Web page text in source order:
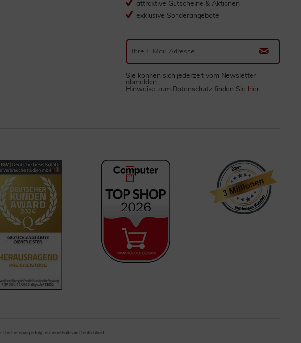
attraktive Gutscheine & Aktionen
exklusive Sonderangebote
Sie können sich jederzeit vom Newsletter
abmelden.
Hinweise zum Datenschutz finden Sie hier.
Die Lieferung erfolgt nur innerhalb von Deutschland.